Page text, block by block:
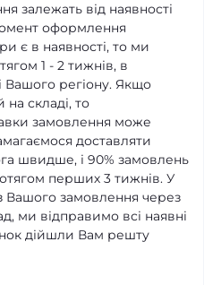
залежать від наявності
оформлення
є в наявності, то ми
1 - 2 тижнів, в
Вашого регіону. Якщо
на складі, то
замовлення може
доставляти
швидше, і 90% замовлень
перших 3 тижнів. У
Вашого замовлення через
ми відправимо всі наявні
дійшли Вам решту